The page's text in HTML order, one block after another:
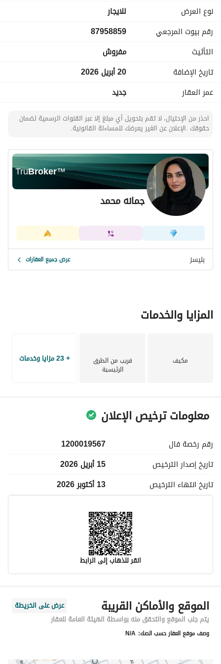
مميزات الموقع:
الخدمات اليومية
نوع العرض
للايجار
رقم بيوت المرجعي
87958859
التأثيث
مفروش
تاريخ الإضافة
20 أبريل 2026
عمر العقار
جديد
احذر من الإحتيال، لا تقم بتحويل أي مبلغ إلا عبر القنوات الرسمية لضمان
حقوقك .الإعلان عن الغير يعرضك للمساءلة القانونية.
TruBroker™
جمانه محمد
بليسز عرض جميع العقارات
المزايا والخدمات
مكيف قريب من الطرق
الرئيسية
+ 23 مزايا وخدمات
معلومات ترخيص الإعلان
رقم رخصة فال
1200019567
تاريخ إصدار الترخيص
15 أبريل 2026
تاريخ انتهاء الترخيص 13 أكتوبر 2026
انقر للذهاب إلى الرابط
معلومات مسؤول الإعلان
اسم المسؤول
موسى محمد لاحق الحساني
رقم المسؤول
0597834173
الموقع والأماكن القريبة
عرض على الخريطة
يتم جلب الموقع والتحقق منه بواسطة الهيئة العامة للعقار
وصف موقع العقار حسب الصك: N/A